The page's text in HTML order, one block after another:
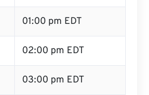
01:00 pm EDT
02:00 pm EDT
03:00 pm EDT